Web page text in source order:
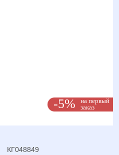
-5%
на первый
заказ
КГ048849